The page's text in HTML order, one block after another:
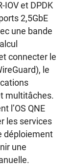
IOV et DPDK
2,5GbE
une bande
connecter le
le
multitâches.
l’OS QNE
les services
déploiement
une